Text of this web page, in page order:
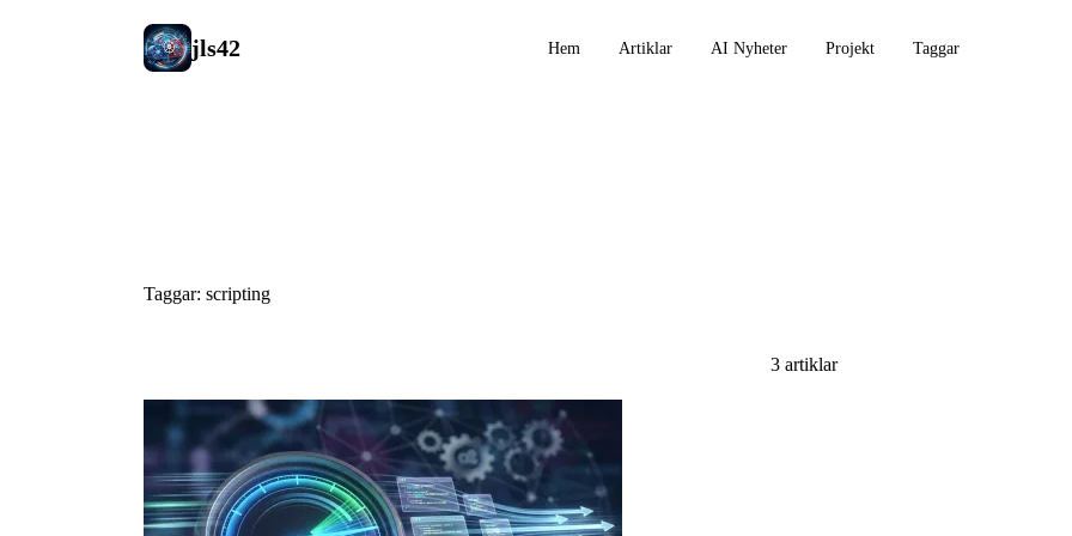
jls42 Hem Artiklar AI Nyheter Projekt Taggar
Taggar: scripting
3 artiklar